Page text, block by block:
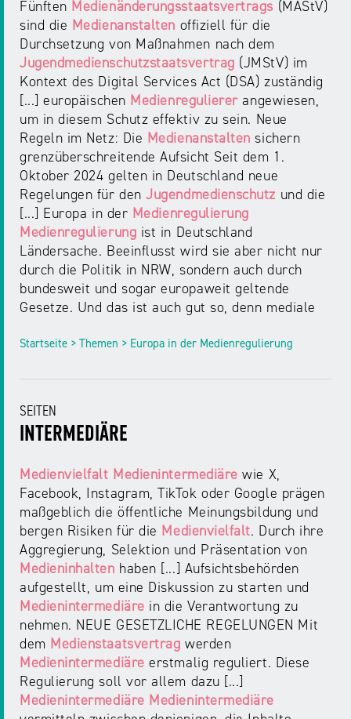
Fünften Medienänderungsstaatsvertrags (MÄStV)
sind die Medienanstalten offiziell für die
Durchsetzung von Maßnahmen nach dem
Jugendmedienschutzstaatsvertrag (JMStV) im
Kontext des Digital Services Act (DSA) zuständig
[...] europäischen Medienreguliererangewiesen,
um in diesem Schutz effektiv zu sein. Neue
Regeln im Netz: Die Medienanstalten sichern
grenzüberschreitende Aufsicht Seit dem 1.
Oktober 2024 gelten in Deutschland neue
Regelungen für denJugendmedienschutz und die
[...] Europa in der Medienregulierung
Medienregulierung ist in Deutschland
Ländersache. Beeinflusst wird sie aber nicht nur
durch die Politik in NRW, sondern auch durch
bundesweit und sogar europaweit geltende
Gesetze. Und das ist auch gut so, denn mediale
Startseite > Themen > Europa in der Medienregulierung
SEITEN
INTERMEDIÄRE
Medienvielfalt Medienintermediäre wie X,
Facebook, Instagram, TikTok oder Google prägen
maßgeblich die öffentliche Meinungsbildung und
bergen Risiken für die Medienvielfalt. Durch ihre
Aggregierung, Selektion und Präsentation von
Medieninhalten haben [...] Aufsichtsbehörden
aufgestellt, um eine Diskussion zu starten und
Medienintermediäre in die Verantwortung zu
nehmen. NEUE GESETZLICHE REGELUNGEN Mit
dem Medienstaatsvertrag werden
Medienintermediäre erstmalig reguliert. Diese
Regulierung soll vor allem dazu [...]
Medienintermediäre Medienintermediäre